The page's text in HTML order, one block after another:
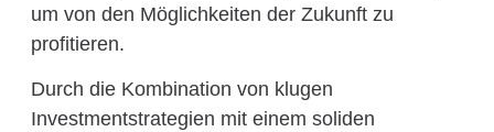
um von den Möglichkeiten der Zukunft zu
profitieren.
Durch die Kombination von klugen
Investmentstrategien mit einem soliden